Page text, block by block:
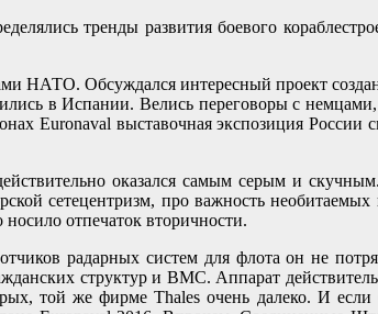
тренды развития боевого
НАТО. Обсуждался интересный проект
в Испании. Велись переговоры с
Euronaval выставочная экспозиция России
оказался самым серым и
сетецентризм, про важность необитаемых
отпечаток вторичности.
радарных систем для флота он не
структур и ВМС. Аппарат
той же фирме Thales очень далеко. И